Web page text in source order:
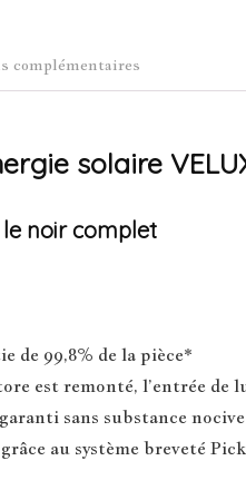
complémentaires
solaire
noir complet
de 99,8% de la pièce*
est remonté, l’entrée de
sans substance nocive
au système breveté